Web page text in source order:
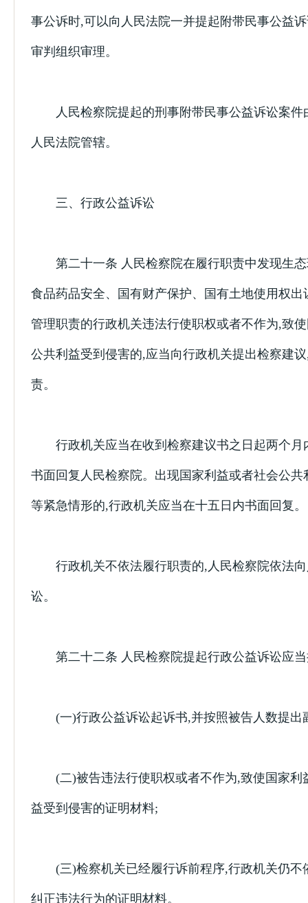
事公诉时,可以向人民法院一并提起附带民事公益
审判组织审理。
人民检察院提起的刑事附带民事公益诉讼案件
人民法院管辖。
三、行政公益诉讼
第二十一条 人民检察院在履行职责中发现生态
食品药品安全、国有财产保护、国有土地使用权出
管理职责的行政机关违法行使职权或者不作为,致
公共利益受到侵害的,应当向行政机关提出检察建
责。
行政机关应当在收到检察建议书之日起两个月
书面回复人民检察院。出现国家利益或者社会公共
等紧急情形的,行政机关应当在十五日内书面回复。
行政机关不依法履行职责的,人民检察院依法向
讼。
第二十二条 人民检察院提起行政公益诉讼应当
(一)行政公益诉讼起诉书,并按照被告人数提出
(二)被告违法行使职权或者不作为,致使国家利
益受到侵害的证明材料;
(三)检察机关已经履行诉前程序,行政机关仍不
纠正违法行为的证明材料。